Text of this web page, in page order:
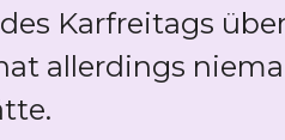
Karfreitags
allerdings